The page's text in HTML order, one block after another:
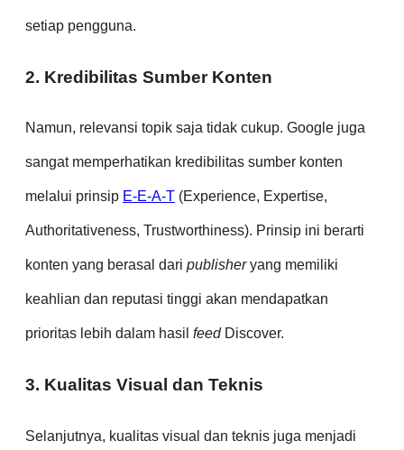
setiap pengguna.
2. Kredibilitas Sumber Konten
Namun, relevansi topik saja tidak cukup. Google juga
sangat memperhatikan kredibilitas sumber konten
melalui prinsip E-E-A-T (Experience, Expertise,
Authoritativeness, Trustworthiness). Prinsip ini berarti
konten yang berasal dari publisheryang memiliki
keahlian dan reputasi tinggi akan mendapatkan
prioritas lebih dalam hasil feed Discover.
3. Kualitas Visual dan Teknis
Selanjutnya, kualitas visual dan teknis juga menjadi